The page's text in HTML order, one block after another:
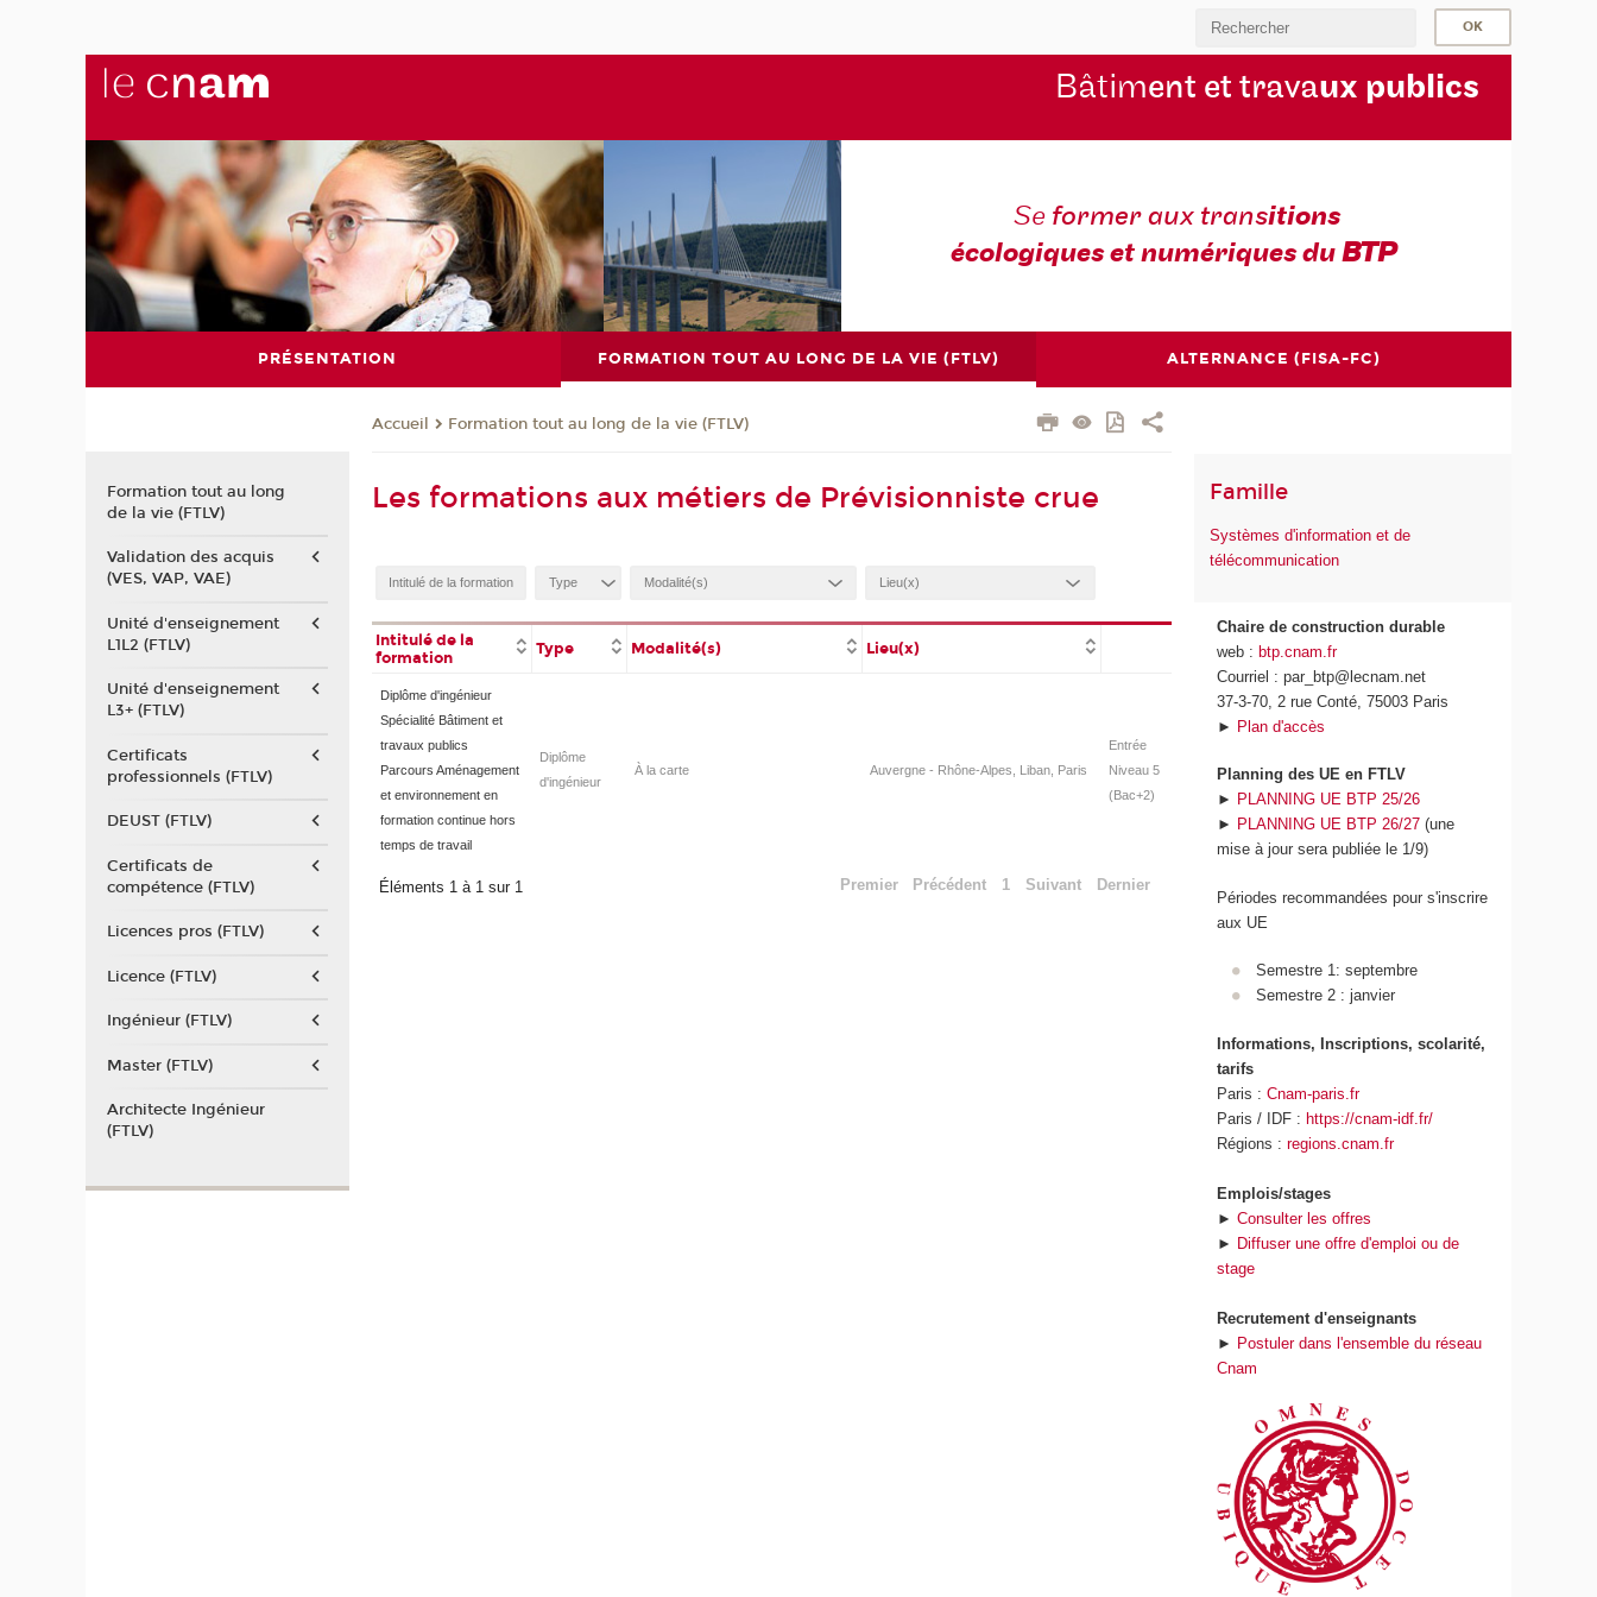
Bâtiment et travaux publics
Se former aux transitions
écologiques et numériques duBTP
PRÉSENTATION FORMATION TOUT AU LONG DE LA VIE (FTLV) ALTERNANCE (FISA-FC)
Accueil Formation tout au long de la vie (FTLV)
Les formations aux métiers de Prévisionniste crue
Intitulé de la
formation
Type Modalité(s) Lieu(x)
Diplôme d'ingénieur
Spécialité Bâtiment et
travaux publics
Parcours Aménagement
et environnement en
formation continue hors
temps de travail
Diplôme
d'ingénieur
À la carte Auvergne - Rhône-Alpes, Liban, Paris
Entrée
Niveau 5
(Bac+2)
Éléments 1 à 1 sur 1 Premier Précédent 1 Suivant Dernier
Famille
Systèmes d'information et de
télécommunication
Chaire de construction durable
web : btp.cnam.fr
Courriel : par_btp@lecnam.net
37-3-70, 2 rue Conté, 75003 Paris
► Plan d'accès
Planning des UE en FTLV
► PLANNING UE BTP 25/26
► PLANNING UE BTP 26/27 (une
mise à jour sera publiée le 1/9)
Périodes recommandées pour s'inscrire
aux UE
Semestre 1: septembre
Semestre 2 : janvier
Informations, Inscriptions, scolarité,
tarifs
Paris :Cnam-paris.fr
Paris / IDF : https://cnam-idf.fr/
Régions :regions.cnam.fr
Emplois/stages
►Consulter les offres
► Diffuser une offre d'emploi ou de
stage
Recrutement d'enseignants
► Postuler dans l'ensemble du réseau
Cnam
Formation tout au long
de la vie (FTLV)
Validation des acquis
(VES, VAP, VAE)
Unité d'enseignement
L1L2 (FTLV)
Unité d'enseignement
L3+ (FTLV)
Certificats
professionnels (FTLV)
DEUST (FTLV)
Certificats de
compétence (FTLV)
Licences pros (FTLV)
Licence (FTLV)
Ingénieur (FTLV)
Master (FTLV)
Architecte Ingénieur
(FTLV)